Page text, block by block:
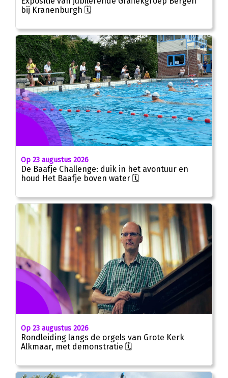
bij Kranenburgh 🗓
Op 23 augustus 2026
De Baafje Challenge: duik in het avontuur en
houd Het Baafje boven water 🗓
Op 23 augustus 2026
Rondleiding langs de orgels van Grote Kerk
Alkmaar, met demonstratie 🗓